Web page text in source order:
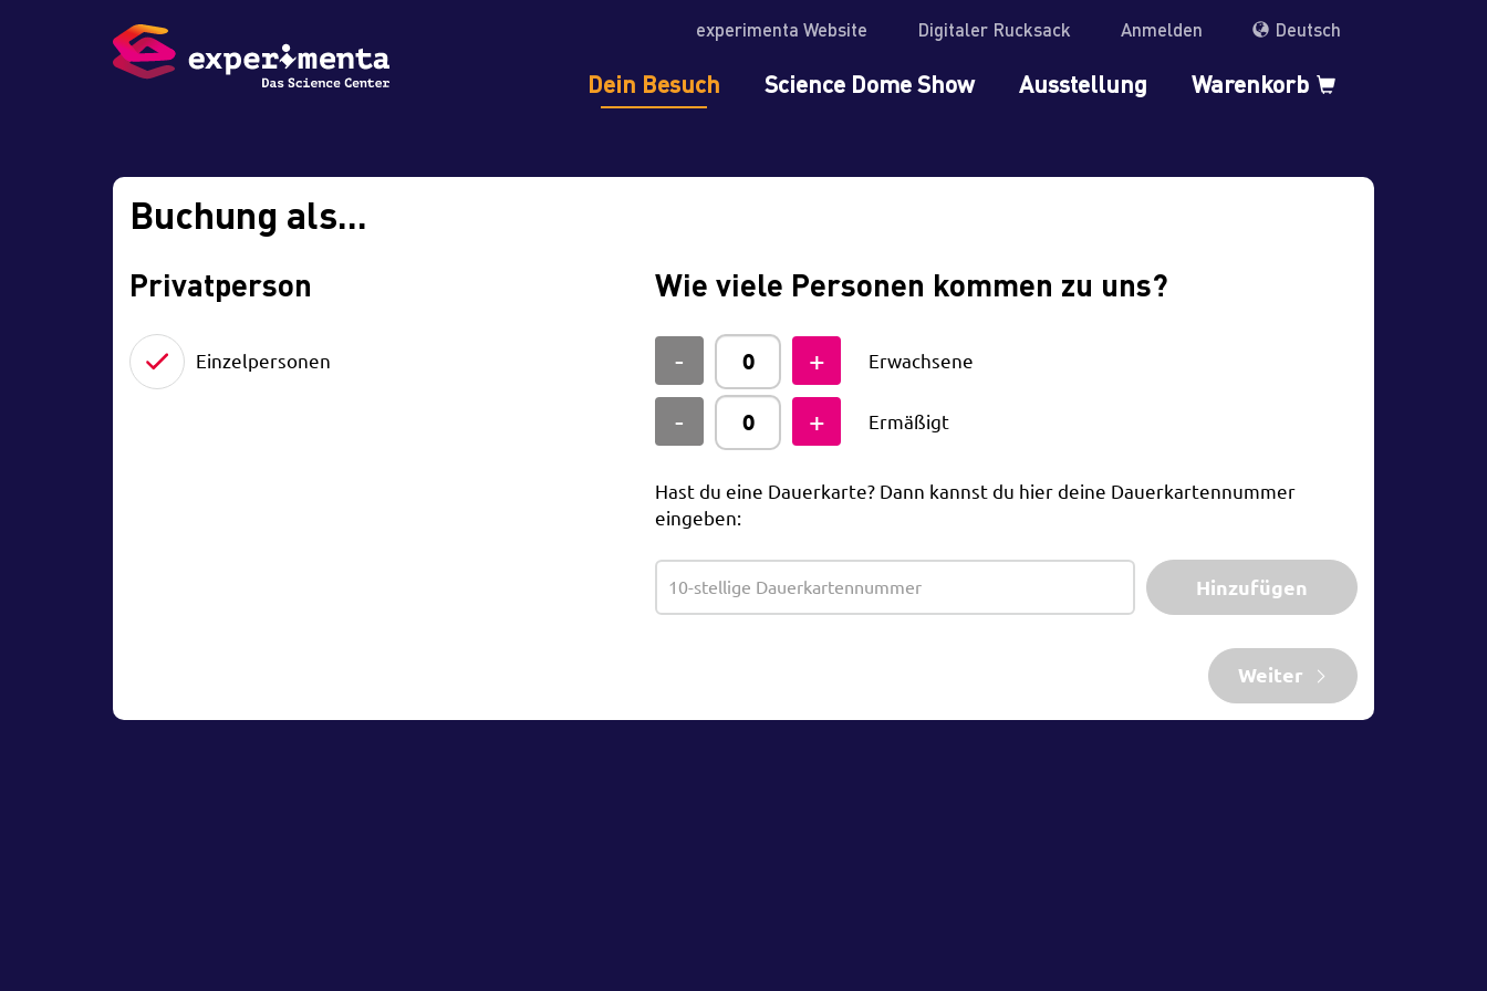
experimenta Website Digitaler Rucksack Anmelden Deutsch
Dein Besuch Science Dome Show Ausstellung Warenkorb
Buchung als...
Privatperson
Einzelpersonen
Wie viele Personen kommen zu uns?
Erwachsene
Ermäßigt
Hast du eine Dauerkarte? Dann kannst du hier deine Dauerkartennummer
eingeben:
Hinzufügen
Weiter